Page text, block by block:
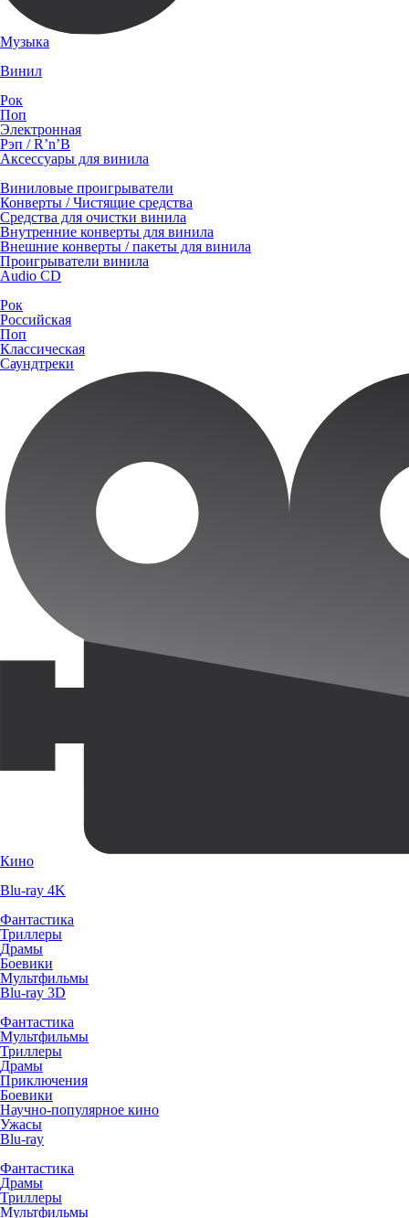
Музыка
Винил
Рок
Поп
Электронная
Рэп / R’n’B
Аксессуары для винила
Виниловые проигрыватели
Конверты / Чистящие средства
Средства для очистки винила
Внутренние конверты для винила
Внешние конверты / пакеты для винила
Проигрыватели винила
Audio CD
Рок
Российская
Поп
Классическая
Саундтреки
Кино
Blu-ray 4K
Фантастика
Триллеры
Драмы
Боевики
Мультфильмы
Blu-ray 3D
Фантастика
Мультфильмы
Триллеры
Драмы
Приключения
Боевики
Научно-популярное кино
Ужасы
Blu-ray
Фантастика
Драмы
Триллеры
Мультфильмы